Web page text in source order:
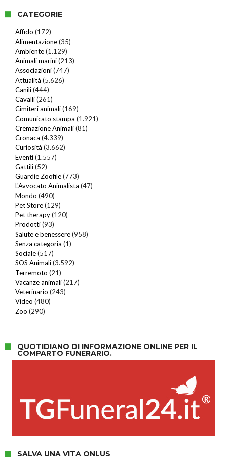
CATEGORIE
Affido (172)
Alimentazione(35)
Ambiente(1.129)
Animali marini(213)
Associazioni(747)
Attualità (5.626)
Canili(444)
Cavalli(261)
Cimiteri animali(169)
Comunicato stampa (1.921)
Cremazione Animali(81)
Cronaca (4.339)
Curiosità (3.662)
Eventi(1.557)
Gattili(52)
Guardie Zoofile(773)
L'Avvocato Animalista (47)
Mondo (490)
Pet Store(129)
Pet therapy(120)
Prodotti(93)
Salute e benessere(958)
Senza categoria (1)
Sociale(517)
SOS Animali(3.592)
Terremoto (21)
Vacanze animali(217)
Veterinario (243)
Video (480)
Zoo (290)
QUOTIDIANO DI INFORMAZIONE ONLINE PER IL
COMPARTO FUNERARIO.
SALVA UNA VITA ONLUS